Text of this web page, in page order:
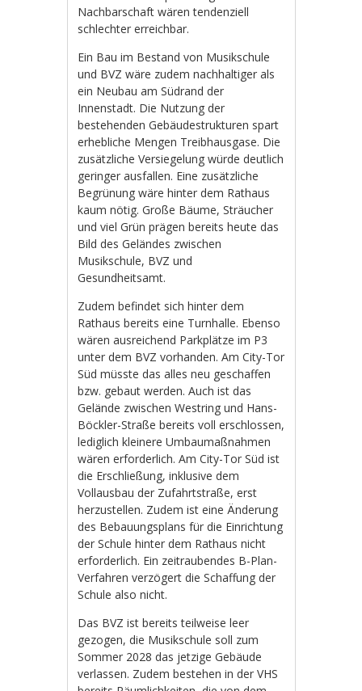
Nachbarschaft wären tendenziell
schlechter erreichbar.
Ein Bau im Bestand von Musikschule
und BVZ wäre zudem nachhaltiger als
ein Neubau am Südrand der
Innenstadt. Die Nutzung der
bestehenden Gebäudestrukturen spart
erhebliche Mengen Treibhausgase. Die
zusätzliche Versiegelung würde deutlich
geringer ausfallen. Eine zusätzliche
Begrünung wäre hinter dem Rathaus
kaum nötig. Große Bäume, Sträucher
und viel Grün prägen bereits heute das
Bild des Geländes zwischen
Musikschule, BVZ und
Gesundheitsamt.
Zudem befindet sich hinter dem
Rathaus bereits eine Turnhalle. Ebenso
wären ausreichend Parkplätze im P3
unter dem BVZ vorhanden. Am City-Tor
Süd müsste das alles neu geschaffen
bzw. gebaut werden. Auch ist das
Gelände zwischen Westring und Hans-
Böckler-Straße bereits voll erschlossen,
lediglich kleinere Umbaumaßnahmen
wären erforderlich. Am City-Tor Süd ist
die Erschließung, inklusive dem
Vollausbau der Zufahrtstraße, erst
herzustellen. Zudem ist eine Änderung
des Bebauungsplans für die Einrichtung
der Schule hinter dem Rathaus nicht
erforderlich. Ein zeitraubendes B-Plan-
Verfahren verzögert die Schaffung der
Schule also nicht.
Das BVZ ist bereits teilweise leer
gezogen, die Musikschule soll zum
Sommer 2028 das jetzige Gebäude
verlassen. Zudem bestehen in der VHS